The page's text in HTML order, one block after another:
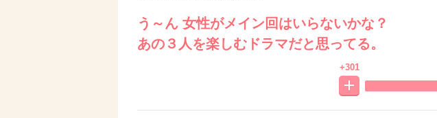
う～ん 女性がメイン回はいらないかな？
あの３人を楽しむドラマだと思ってる。
+301